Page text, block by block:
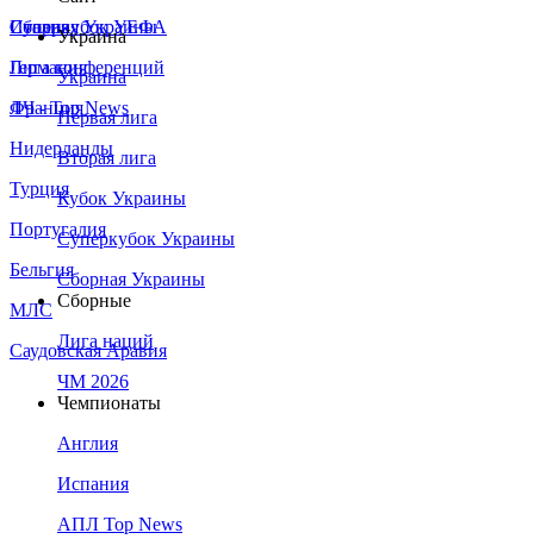
Сборная Украины
Италия
Германия
Франция
Нидерланды
Турция
Португалия
Бельгия
МЛС
Саудовская Аравия
Суперкубок УЕФА
Лига конференций
ЛЧ - Top News
Украина
Украина
Первая лига
Вторая лига
Кубок Украины
Суперкубок Украины
Сборная Украины
Сборные
Лига наций
ЧМ 2026
Чемпионаты
Англия
Испания
АПЛ Top News